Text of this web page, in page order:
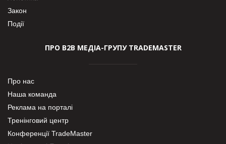
Закон
Події
ПРО В2В МЕДІА-ГРУПУ TRADEMASTER
Про нас
Наша команда
Реклама на порталі
Тренінговий центр
Конференції TradeMaster